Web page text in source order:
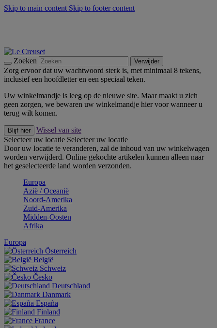
Skip to main content Skip to footer content
Zoeken Verwijder
Zorg ervoor dat uw wachtwoord sterk is, met minimaal 8 tekens,
inclusief een hoofdletter en een speciaal teken.
Uw winkelmandje is leeg op de nieuwe site. Maar maakt u zich
geen zorgen, we bewaren uw winkelmandje hier voor wanneer u
terug wilt komen.
Blijf hier
Wissel van site
Selecteer uw locatie Selecteer uw locatie
Door uw locatie te veranderen, zal de inhoud van uw winkelwagen
worden verwijderd. Online gekochte artikelen kunnen alleen naar
het geselecteerde land worden verzonden.
Europa
Aziё / Oceaniё
Noord-Amerika
Zuid-Amerika
Midden-Oosten
Afrika
Europa
Österreich
België
Schweiz
Česko
Deutschland
Danmark
España
Finland
France